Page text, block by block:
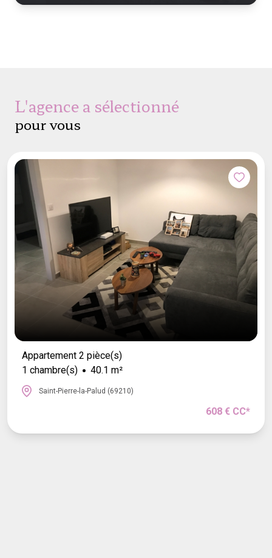
l'agence a sélectionné
pour vous
Appartement 2 pièce(s)
1 chambre(s)
40.1 m²
Saint-Pierre-la-Palud (69210)
608 € CC*